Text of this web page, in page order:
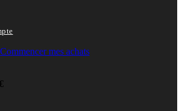
Commencer mes achats